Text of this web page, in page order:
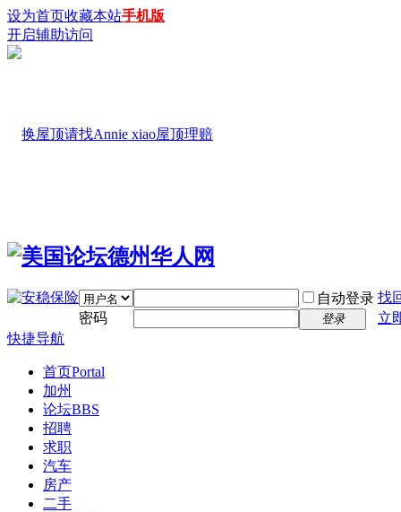
设为首页收藏本站手机版
开启辅助访问
自动登录 找
密码
登录
立
快捷导航
首页Portal
加州
论坛BBS
招聘
求职
汽车
房产
二手